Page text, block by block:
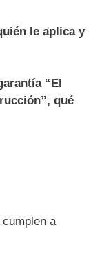
le aplica y
“El
qué
a